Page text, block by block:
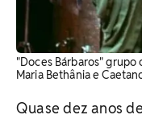
"Doces Bárbaros" grupo
Maria Bethânia e
Quase dez anos